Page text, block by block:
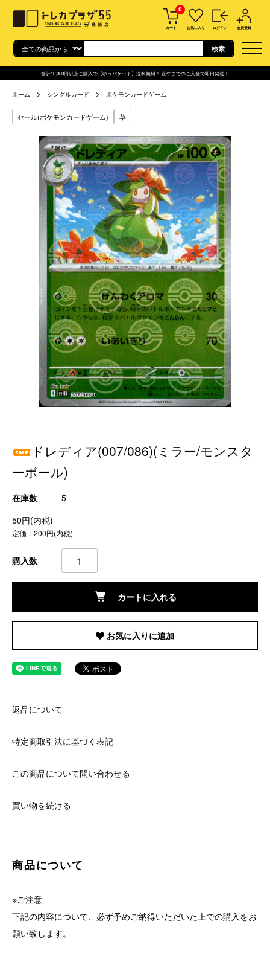
0
カート お気に入り ログイン 会員登録
合計10,000円以上ご購入で【ゆうパケット】送料無料！ 正午までのご入金で即日発送！
ホーム シングルカード ポケモンカードゲーム
セール(ポケモンカードゲーム) 草
ドレディア(007/086)(ミラー/モンスタ
ーボール)
在庫数
5
50円(内税)
定価：200円(内税)
購入数
カートに入れる
お気に入りに追加
返品について
特定商取引法に基づく表記
この商品について問い合わせる
買い物を続ける
商品について
※ご注意
下記の内容について、必ず予めご納得いただいた上での購入をお
願い致します。